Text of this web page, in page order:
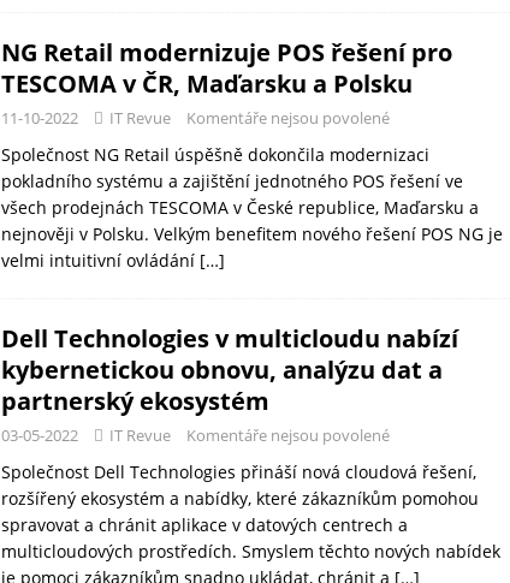
NG Retail modernizuje POS řešení pro
TESCOMA v ČR, Maďarsku a Polsku
11-10-2022 IT Revue Komentáře nejsou povolené
Společnost NG Retail úspěšně dokončila modernizaci
pokladního systému a zajištění jednotného POS řešení ve
všech prodejnách TESCOMA v České republice, Maďarsku a
nejnověji v Polsku. Velkým benefitem nového řešení POS NG je
velmi intuitivní ovládání […]
Dell Technologies v multicloudu nabízí
kybernetickou obnovu, analýzu dat a
partnerský ekosystém
03-05-2022 IT Revue Komentáře nejsou povolené
Společnost Dell Technologies přináší nová cloudová řešení,
rozšířený ekosystém a nabídky, které zákazníkům pomohou
spravovat a chránit aplikace v datových centrech a
multicloudových prostředích. Smyslem těchto nových nabídek
je pomoci zákazníkům snadno ukládat, chránit a […]